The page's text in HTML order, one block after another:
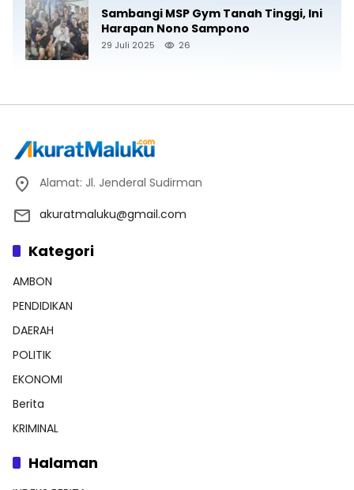
Sambangi MSP Gym Tanah Tinggi, Ini
Harapan Nono Sampono
29 Juli 2025 26
Alamat: Jl. Jenderal Sudirman
akuratmaluku@gmail.com
Kategori
AMBON
PENDIDIKAN
DAERAH
POLITIK
EKONOMI
Berita
KRIMINAL
Halaman